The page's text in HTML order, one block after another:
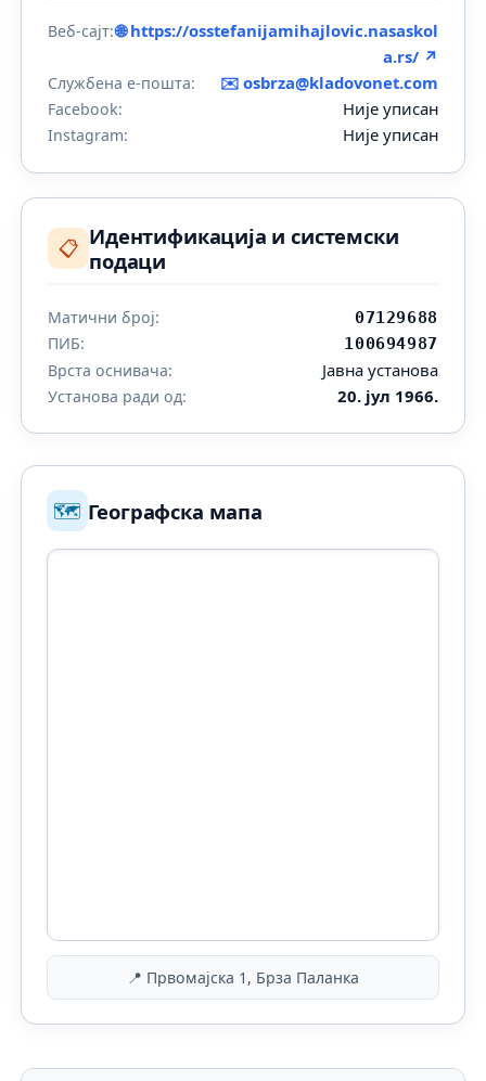
Веб-сајт:🌐 https://osstefanijamihajlovic.nasaskol
a.rs/ ↗
Службена е-пошта: ✉️ osbrza@kladovonet.com
Facebook: Није уписан
Instagram: Није уписан
📋 Идентификација и системски
подаци
Матични број: 07129688
ПИБ: 100694987
Врста оснивача: Јавна установа
Установа ради од: 20. јул 1966.
🗺️ Географска мапа
📍 Првомајска 1, Брза Паланка